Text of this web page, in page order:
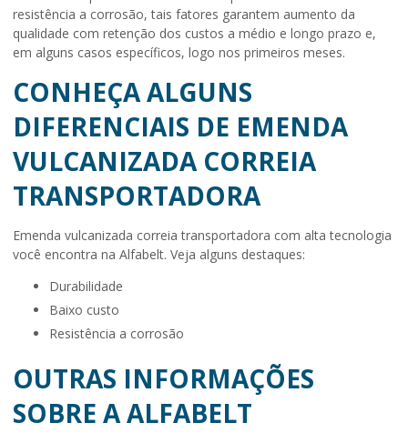
resistência a corrosão, tais fatores garantem aumento da
qualidade com retenção dos custos a médio e longo prazo e,
em alguns casos específicos, logo nos primeiros meses.
CONHEÇA ALGUNS
DIFERENCIAIS DE EMENDA
VULCANIZADA CORREIA
TRANSPORTADORA
Emenda vulcanizada correia transportadora com alta tecnologia
você encontra na Alfabelt. Veja alguns destaques:
durabilidade
baixo custo
resistência a corrosão
OUTRAS INFORMAÇÕES
SOBRE A ALFABELT